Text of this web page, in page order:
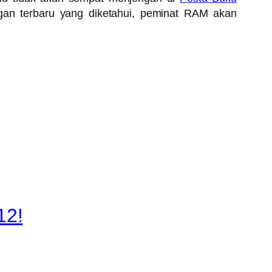
terbaru yang diketahui, peminat RAM akan